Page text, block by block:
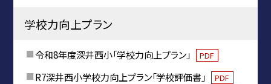
学校力向上プラン
令和8年度深井西小「学校力向上プラン」 PDF
R7深井西小学校力向上プラン「学校評価書」 PDF